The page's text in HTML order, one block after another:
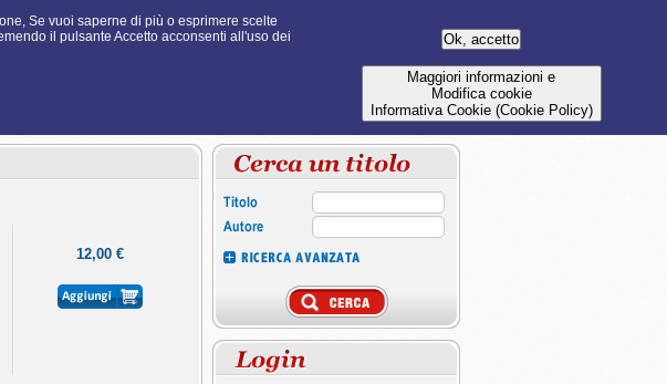
Se vuoi saperne di più o esprimere scelte
il pulsante Accetto acconsenti all'uso dei
Maggiori informazioni e
Modifica cookie
Informativa Cookie (Cookie Policy)
12,00 €